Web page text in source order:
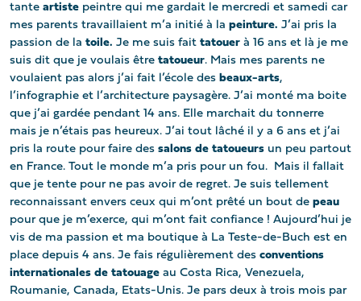
tante artiste peintre qui me gardait le mercredi et samedi car
mes parents travaillaient m’a initié à la peinture. J’ai pris la
passion de la toile. Je me suis fait tatouer à 16 ans et là je me
suis dit que je voulais être tatoueur. Mais mes parents ne
voulaient pas alors j’ai fait l’école des beaux-arts,
l’infographie et l’architecture paysagère. J’ai monté ma boite
que j’ai gardée pendant 14 ans. Elle marchait du tonnerre
mais je n’étais pas heureux. J’ai tout lâché il y a 6 ans et j’ai
pris la route pour faire des salons de tatoueurs un peu partout
en France. Tout le monde m’a pris pour un fou. Mais il fallait
que je tente pour ne pas avoir de regret. Je suis tellement
reconnaissant envers ceux qui m’ont prêté un bout de peau
pour que je m’exerce, qui m’ont fait confiance ! Aujourd’hui je
vis de ma passion et ma boutique à La Teste-de-Buch est en
place depuis 4 ans. Je fais régulièrement des conventions
internationales de tatouage au Costa Rica, Venezuela,
Roumanie, Canada, Etats-Unis. Je pars deux à trois mois par